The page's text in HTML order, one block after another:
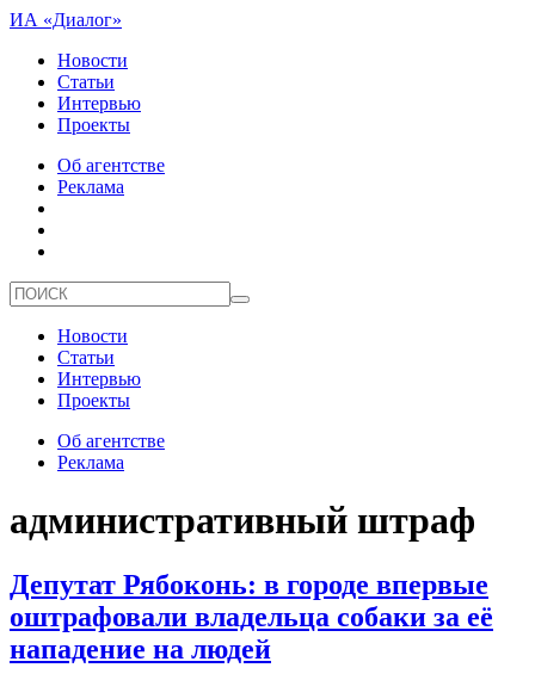
ИА «Диалог»
Новости
Статьи
Интервью
Проекты
Об агентстве
Реклама
Новости
Статьи
Интервью
Проекты
Об агентстве
Реклама
административный штраф
Депутат Рябоконь: в городе впервые
оштрафовали владельца собаки за её
нападение на людей